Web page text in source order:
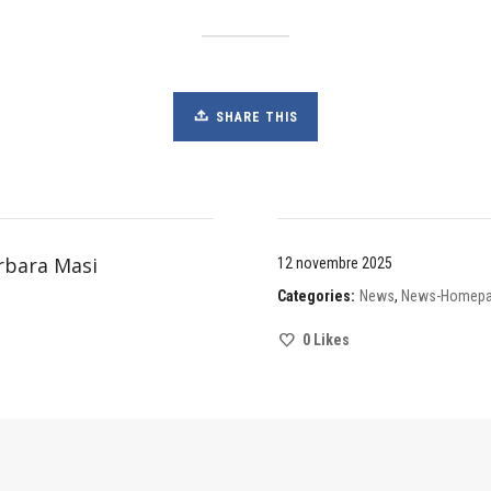
SHARE THIS
Masi
12 novembre 2025
Categories: News, News-
0Likes